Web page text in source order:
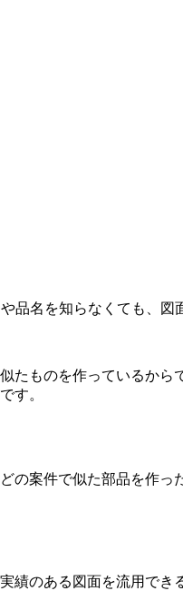
名を知らなくても、図
ものを作っているか
す。
案件で似た部品を作
のある図面を流用で